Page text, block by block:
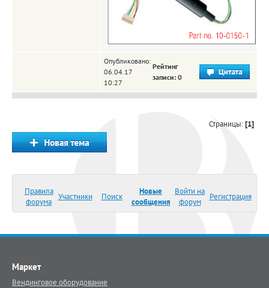
Опубликовано:
06.04.17
10:27
Рейтинг
записи: 0
Страницы:[1]
Правила
форума
Участники Поиск
Новые
сообщения
Войти на
форум
Регистрация
Маркет
Вендинговое оборудование